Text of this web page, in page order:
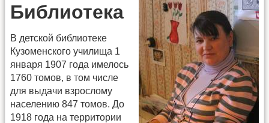
Библиотека
В детской библиотеке
Кузоменского училища 1
января 1907 года имелось
1760 томов, в том числе
для выдачи взрослому
населению 847 томов. До
1918 года на территории